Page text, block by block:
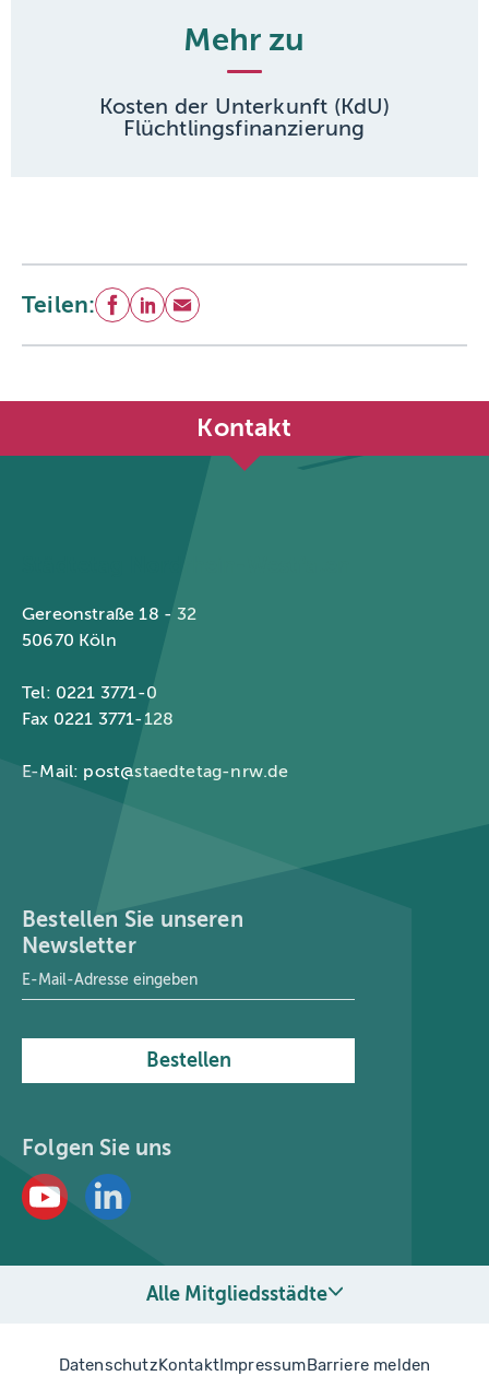
Mehr zu
Kosten der Unterkunft (KdU)
Flüchtlingsfinanzierung
Teilen: Facebook
LinkedIn
E-Mail
Kontakt
Gereonstraße 18 - 32
50670 Köln
Tel: 0221 3771-0
Fax 0221 3771-128
E-Mail: post@staedtetag-nrw.de
Bestellen Sie unseren
Newsletter
E-Mail-Adresse
Bestellen
Folgen Sie uns
Alle Mitgliedsstädte
DatenschutzKontaktImpressumBarriere melden